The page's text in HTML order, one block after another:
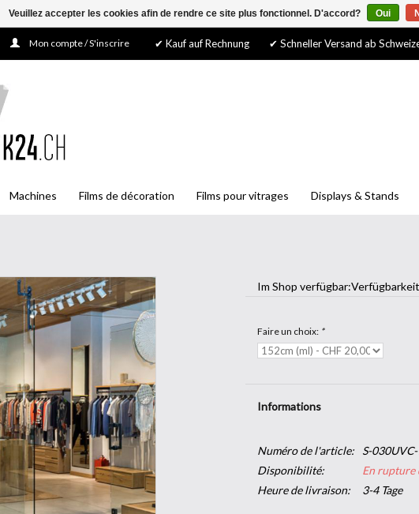
Mon compte / S'inscrire ✔ Kauf auf Rechnung ✔ Schneller Versand ab
Machines Films de décoration Films pour vitrages Displays & Stands
Im Shop verfügbar:
Faire un choix: *
Informations
Numéro de l'article:
S-
Disponibilité:
En rupture
Heure de livraison:
3-4 Tage
Veuillez accepter les cookies afin de rendre ce site plus fonctionnel. D'accord? Oui